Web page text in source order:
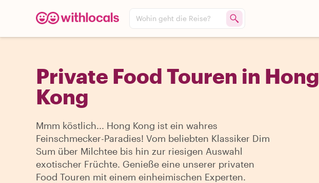
Wohin geht die Reise?
Private Food Touren in Hong
Kong
Mmm köstlich... Hong Kong ist ein wahres
Feinschmecker-Paradies! Vom beliebten Klassiker Dim
Sum über Milchtee bis hin zur riesigen Auswahl
exotischer Früchte. Genieße eine unserer privaten
Food Touren mit einem einheimischen Experten.